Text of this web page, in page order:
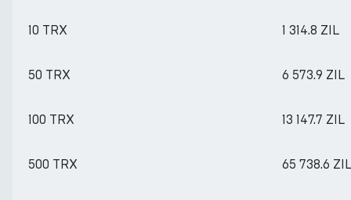
10 TRX 1 314.8 ZIL
50 TRX 6 573.9 ZIL
100 TRX 13 147.7 ZIL
500 TRX 65 738.6 ZIL